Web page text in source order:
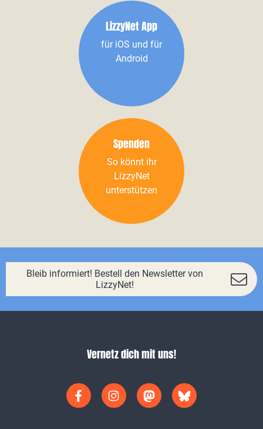
LizzyNet App
für iOS und für
Android
Spenden
So könnt ihr
LizzyNet
unterstützen
Bleib informiert! Bestell den Newsletter von
LizzyNet!
Vernetz dich mit uns!